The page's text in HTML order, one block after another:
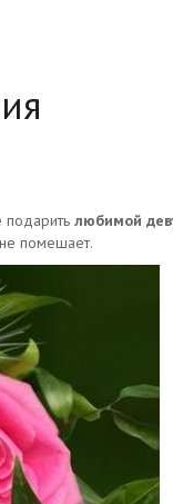
любимой
помешает.